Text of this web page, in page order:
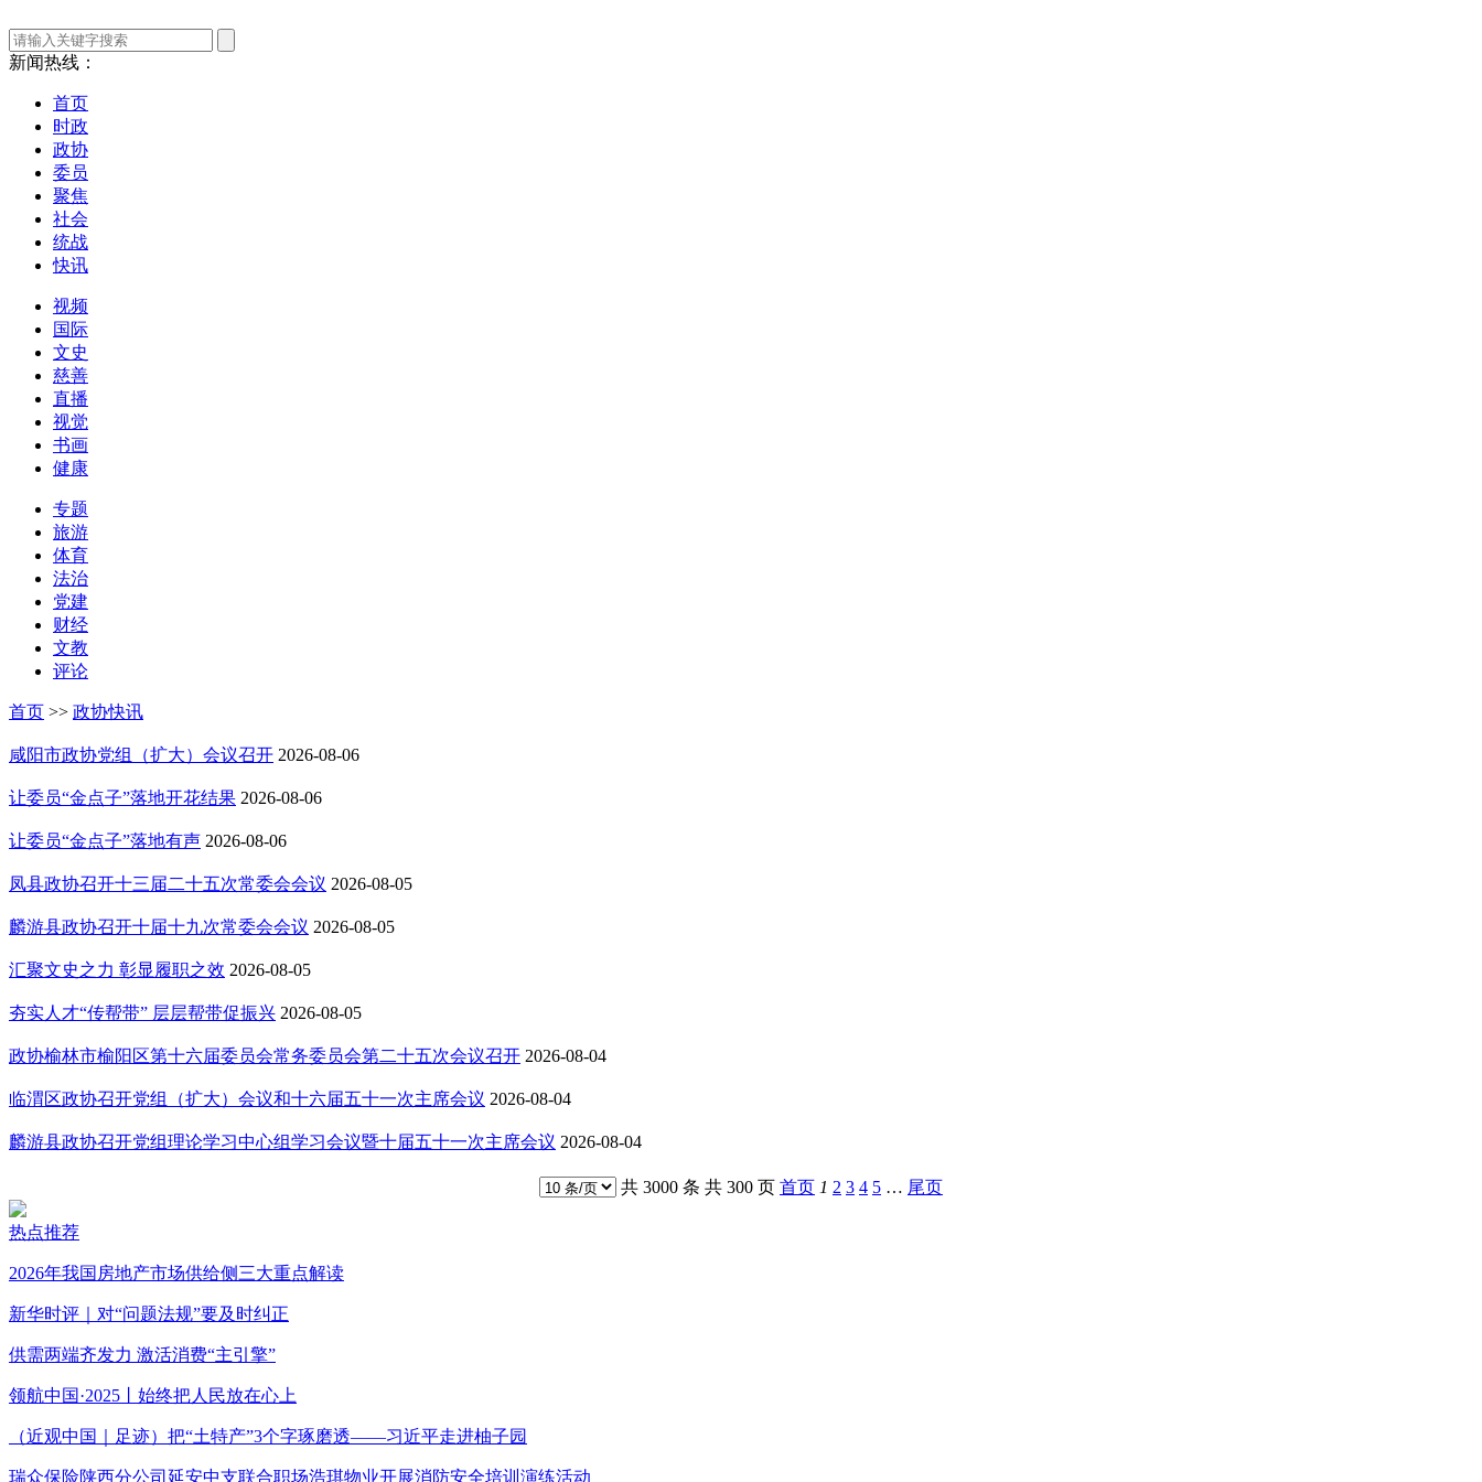
新闻热线：
首页
时政
政协
委员
聚焦
社会
统战
快讯
视频
国际
文史
慈善
直播
视觉
书画
健康
专题
旅游
体育
法治
党建
财经
文教
评论
首页 >> 政协快讯
咸阳市政协党组（扩大）会议召开 2026-08-06
让委员“金点子”落地开花结果 2026-08-06
让委员“金点子”落地有声 2026-08-06
凤县政协召开十三届二十五次常委会会议 2026-08-05
麟游县政协召开十届十九次常委会会议 2026-08-05
汇聚文史之力 彰显履职之效 2026-08-05
夯实人才“传帮带” 层层帮带促振兴 2026-08-05
政协榆林市榆阳区第十六届委员会常务委员会第二十五次会议召开 2026-08-04
临渭区政协召开党组（扩大）会议和十六届五十一次主席会议 2026-08-04
麟游县政协召开党组理论学习中心组学习会议暨十届五十一次主席会议 2026-08-04
共 3000 条 共 300 页 首页 1 2 3 4 5 … 尾页
热点推荐
2026年我国房地产市场供给侧三大重点解读
新华时评｜对“问题法规”要及时纠正
供需两端齐发力 激活消费“主引擎”
领航中国·2025丨始终把人民放在心上
（近观中国｜足迹）把“土特产”3个字琢磨透——习近平走进柚子园
瑞众保险陕西分公司延安中支联合职场浩琪物业开展消防安全培训演练活动